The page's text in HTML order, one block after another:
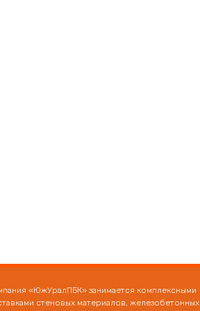
«ЮжУралПБК» занимается комплексными
стеновых материалов, железобетонных